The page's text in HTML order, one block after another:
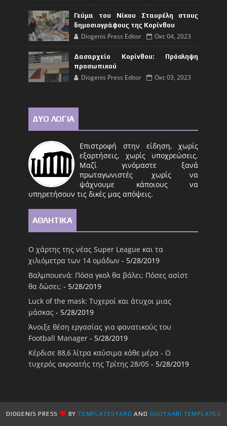
Γεύμα του Νίκου Σταυρέλη στους
δημοσιογράφους της Κορίνθου
Diogenis Press Editor Οκτ 04, 2023
Δασαρχείο Κορίνθου: Πρόσληψη
προσωπικού
Diogenis Press Editor Οκτ 03, 2023
ΔΥΟ ΛΟΓΙΑ
Επιστροφή στην είδηση, χωρίς
εξαρτήσεις, χωρίς υποχρεώσεις.
Μαζί γινόμαστε ξανά
πρωταγωνιστές χωρίς να
ψάχνουμε κάποιους να
υπηρετήσουν τις δικές μας απόψεις.
ΑΘΛΗΤΙΚΑ
Ο χάρτης της νέας Super League και τα
χιλιόμετρα των 14 ομάδων - 5/28/2019
Βαλμπουενά: Πόσα γκολ θα βάλει; Πόσες ασίστ
θα δώσει; - 5/28/2019
Luck of the mask: Τυχεροί και άτυχοι μιας
μάσκας - 5/28/2019
Άνοιξε θέση εργασίας για φανατικούς του
Football Μanager - 5/28/2019
Κέρδισε 88,6 λίτρα καύσιμα κάθε μέρα - Ο
τυχερός ακροατής της Τρίτης 28/05 - 5/28/2019
DIOGENIS PRESS BYTEMPLATESYARD AND GOOYAABI TEMPLATES